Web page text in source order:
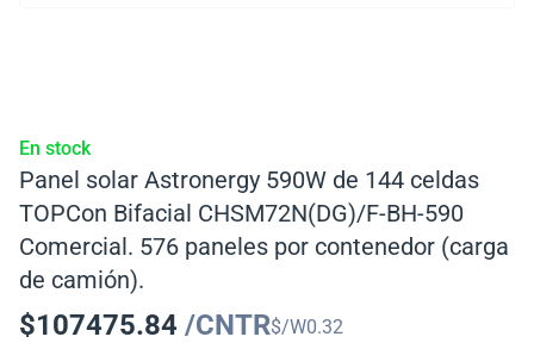
En stock
Panel solar Astronergy 590W de 144 celdas
TOPCon Bifacial CHSM72N(DG)/F-BH-590
Comercial. 576 paneles por contenedor (carga
de camión).
$107475.84 /CNTR$/W0.32